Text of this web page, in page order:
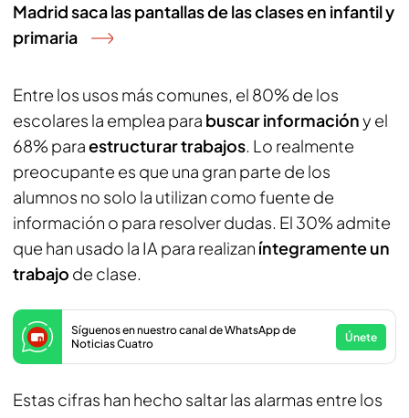
Madrid saca las pantallas de las clases en infantil y
primaria
Entre los usos más comunes, el 80% de los
escolares la emplea para buscar informacióny el
68% paraestructurar trabajos. Lo realmente
preocupante es que una gran parte de los
alumnos no solo la utilizan como fuente de
información o para resolver dudas. El 30% admite
que han usado la IA para realizan íntegramente un
trabajo de clase.
Síguenos en nuestro canal de WhatsApp de
Noticias Cuatro
Únete
Estas cifras han hecho saltar las alarmas entre los